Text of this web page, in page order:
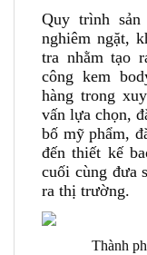
Quy trình
nghiêm ngặt,
tra nhằm tạo
công kem
hàng trong
vấn lựa chọn,
bố mỹ phẩm,
đến thiết kế
cuối cùng đưa
ra thị trường.
Thành